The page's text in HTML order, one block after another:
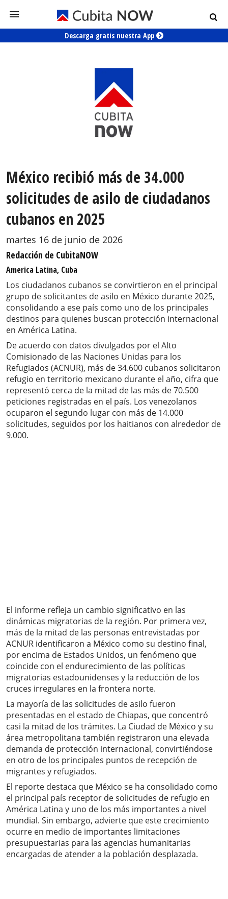
Descarga gratis nuestra App
México recibió más de 34.000
solicitudes de asilo de ciudadanos
cubanos en 2025
martes 16 de junio de 2026
Redacción de CubitaNOW
America Latina, Cuba
Los ciudadanos cubanos se convirtieron en el principal
grupo de solicitantes de asilo en México durante 2025,
consolidando a ese país como uno de los principales
destinos para quienes buscan protección internacional
en América Latina.
De acuerdo con datos divulgados por el Alto
Comisionado de las Naciones Unidas para los
Refugiados (ACNUR), más de 34.600 cubanos solicitaron
refugio en territorio mexicano durante el año, cifra que
representó cerca de la mitad de las más de 70.500
peticiones registradas en el país. Los venezolanos
ocuparon el segundo lugar con más de 14.000
solicitudes, seguidos por los haitianos con alrededor de
9.000.
El informe refleja un cambio significativo en las
dinámicas migratorias de la región. Por primera vez,
más de la mitad de las personas entrevistadas por
ACNUR identificaron a México como su destino final,
por encima de Estados Unidos, un fenómeno que
coincide con el endurecimiento de las políticas
migratorias estadounidenses y la reducción de los
cruces irregulares en la frontera norte.
La mayoría de las solicitudes de asilo fueron
presentadas en el estado de Chiapas, que concentró
casi la mitad de los trámites. La Ciudad de México y su
área metropolitana también registraron una elevada
demanda de protección internacional, convirtiéndose
en otro de los principales puntos de recepción de
migrantes y refugiados.
El reporte destaca que México se ha consolidado como
el principal país receptor de solicitudes de refugio en
América Latina y uno de los más importantes a nivel
mundial. Sin embargo, advierte que este crecimiento
ocurre en medio de importantes limitaciones
presupuestarias para las agencias humanitarias
encargadas de atender a la población desplazada.